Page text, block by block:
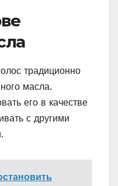
традиционно
масла.
его в качестве
с другими